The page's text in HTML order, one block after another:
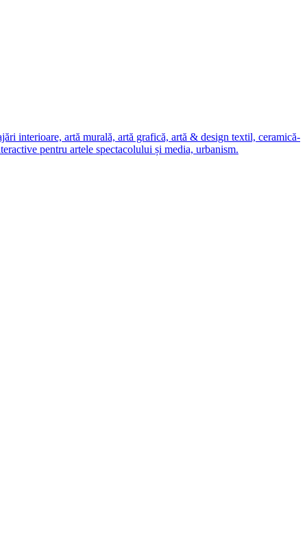
interioare, artă murală, artă grafică, artă & design textil, ceramică-
pentru artele spectacolului și media, urbanism.